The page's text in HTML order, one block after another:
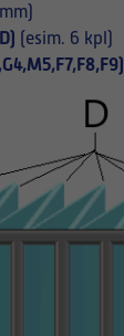
(esim. 6 kpl)